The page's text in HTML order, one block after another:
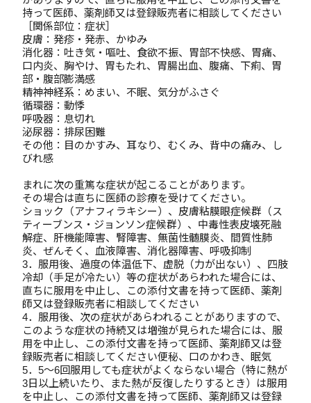
持って医師、薬剤師又は登録販売者に相談してください
［関係部位：症状］
皮膚：発疹・発赤、かゆみ
消化器：吐き気・嘔吐、食欲不振、胃部不快感、胃痛、
口内炎、胸やけ、胃もたれ、胃腸出血、腹痛、下痢、胃
部・腹部膨満感
精神神経系：めまい、不眠、気分がふさぐ
循環器：動悸
呼吸器：息切れ
泌尿器：排尿困難
その他：目のかすみ、耳なり、むくみ、背中の痛み、し
びれ感
まれに次の重篤な症状が起こることがあります。
その場合は直ちに医師の診療を受けてください。
ショック（アナフィラキシー）、皮膚粘膜眼症候群（ス
ティーブンス・ジョンソン症候群）、中毒性表皮壊死融
解症、肝機能障害、腎障害、無菌性髄膜炎、間質性肺
炎、ぜんそく、血液障害、消化器障害、呼吸抑制
3．服用後、過度の体温低下、虚脱（力が出ない）、四肢
冷却（手足が冷たい）等の症状があらわれた場合には、
直ちに服用を中止し、この添付文書を持って医師、薬剤
師又は登録販売者に相談してください
4．服用後、次の症状があらわれることがありますので、
このような症状の持続又は増強が見られた場合には、服
用を中止し、この添付文書を持って医師、薬剤師又は登
録販売者に相談してください便秘、口のかわき、眠気
5．5～6回服用しても症状がよくならない場合（特に熱が
3日以上続いたり、また熱が反復したりするとき）は服用
を中止し、この添付文書を持って医師、薬剤師又は登録